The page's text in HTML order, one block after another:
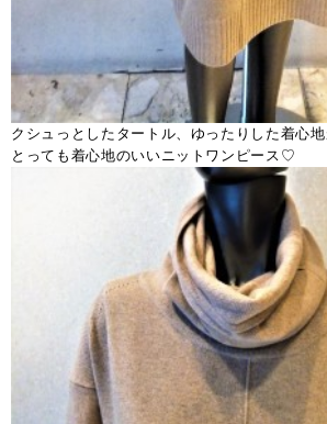
クシュっとしたタートル、ゆったりした着心
とっても着心地のいいニットワンピース♡